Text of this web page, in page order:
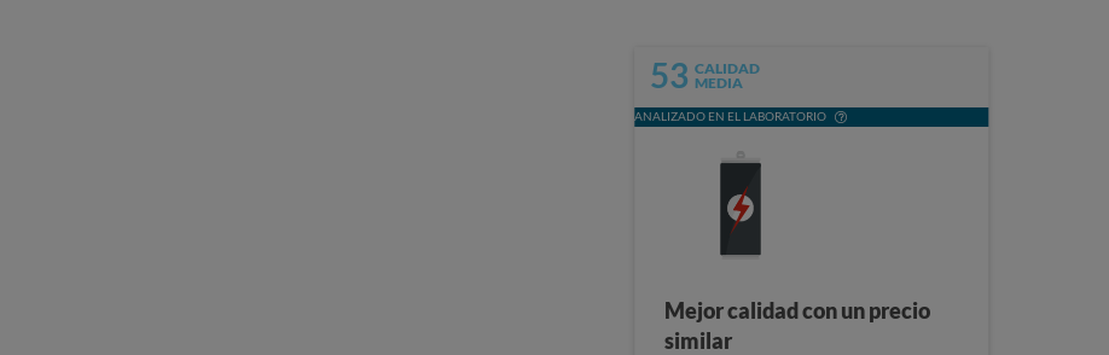
53 CALIDAD
MEDIA
ANALIZADO EN EL LABORATORIO
Mejor calidad con un precio
similar